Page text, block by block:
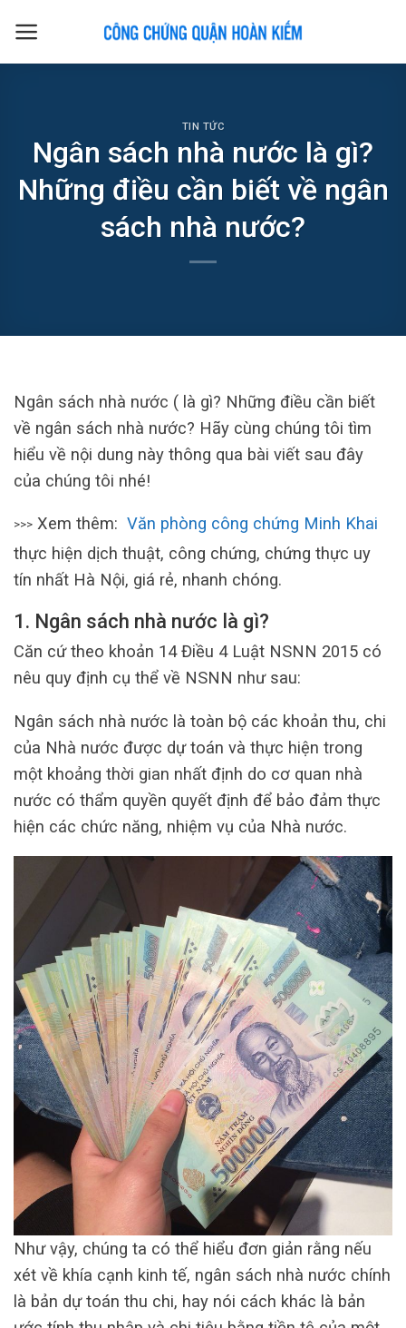
TIN TỨC
Ngân sách nhà nước là gì?
Những điều cần biết về ngân
sách nhà nước?
Ngân sách nhà nước ( là gì? Những điều cần biết
về ngân sách nhà nước? Hãy cùng chúng tôi tìm
hiểu về nội dung này thông qua bài viết sau đây
của chúng tôi nhé!
>>> Xem thêm: Văn phòng công chứng Minh Khai
thực hiện dịch thuật, công chứng, chứng thực uy
tín nhất Hà Nội, giá rẻ, nhanh chóng.
1. Ngân sách nhà nước là gì?
Căn cứ theo khoản 14 Điều 4 Luật NSNN 2015 có
nêu quy định cụ thể về NSNN như sau:
Ngân sách nhà nước là toàn bộ các khoản thu, chi
của Nhà nước được dự toán và thực hiện trong
một khoảng thời gian nhất định do cơ quan nhà
nước có thẩm quyền quyết định để bảo đảm thực
hiện các chức năng, nhiệm vụ của Nhà nước.
Như vậy, chúng ta có thể hiểu đơn giản rằng nếu
xét về khía cạnh kinh tế, ngân sách nhà nước chính
là bản dự toán thu chi, hay nói cách khác là bản